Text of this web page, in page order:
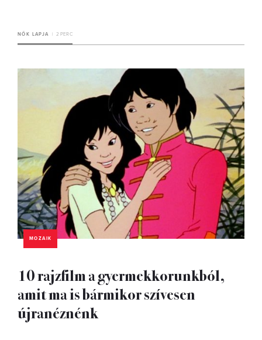
NŐK LAPJA 2 PERC
MOZAIK
10 rajzfilm a gyermekkorunkból,
amit ma is bármikor szívesen
újranéznénk